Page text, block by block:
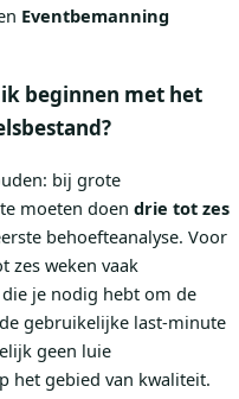
Eventbemanning
beginnen met het
bij grote
moeten doen drie tot zes
behoefteanalyse. Voor
zes weken vaak
je nodig hebt om de
gebruikelijke last-minute
geen luie
het gebied van kwaliteit.